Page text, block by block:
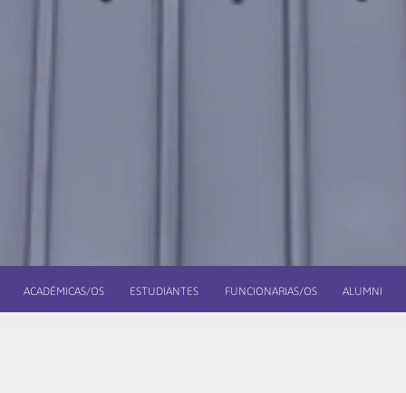
ACADÉMICAS/OS ESTUDIANTES FUNCIONARIAS/OS ALUMNI